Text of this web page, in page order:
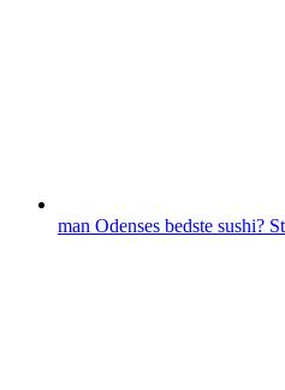
man Odenses bedste sushi?